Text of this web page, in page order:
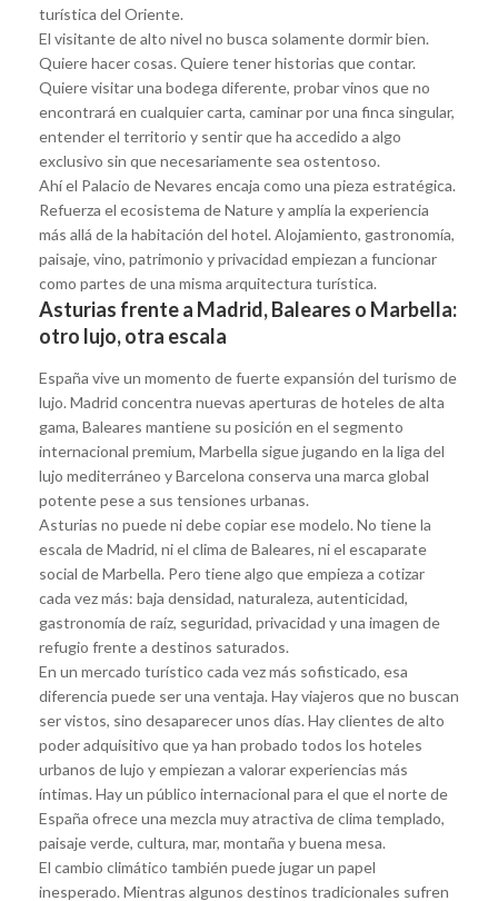
turística del Oriente.
El visitante de alto nivel no busca solamente dormir bien.
Quiere hacer cosas. Quiere tener historias que contar.
Quiere visitar una bodega diferente, probar vinos que no
encontrará en cualquier carta, caminar por una finca singular,
entender el territorio y sentir que ha accedido a algo
exclusivo sin que necesariamente sea ostentoso.
Ahí el Palacio de Nevares encaja como una pieza estratégica.
Refuerza el ecosistema de Nature y amplía la experiencia
más allá de la habitación del hotel. Alojamiento, gastronomía,
paisaje, vino, patrimonio y privacidad empiezan a funcionar
como partes de una misma arquitectura turística.
Asturias frente a Madrid, Baleares o Marbella:
otro lujo, otra escala
España vive un momento de fuerte expansión del turismo de
lujo. Madrid concentra nuevas aperturas de hoteles de alta
gama, Baleares mantiene su posición en el segmento
internacional premium, Marbella sigue jugando en la liga del
lujo mediterráneo y Barcelona conserva una marca global
potente pese a sus tensiones urbanas.
Asturias no puede ni debe copiar ese modelo. No tiene la
escala de Madrid, ni el clima de Baleares, ni el escaparate
social de Marbella. Pero tiene algo que empieza a cotizar
cada vez más: baja densidad, naturaleza, autenticidad,
gastronomía de raíz, seguridad, privacidad y una imagen de
refugio frente a destinos saturados.
En un mercado turístico cada vez más sofisticado, esa
diferencia puede ser una ventaja. Hay viajeros que no buscan
ser vistos, sino desaparecer unos días. Hay clientes de alto
poder adquisitivo que ya han probado todos los hoteles
urbanos de lujo y empiezan a valorar experiencias más
íntimas. Hay un público internacional para el que el norte de
España ofrece una mezcla muy atractiva de clima templado,
paisaje verde, cultura, mar, montaña y buena mesa.
El cambio climático también puede jugar un papel
inesperado. Mientras algunos destinos tradicionales sufren